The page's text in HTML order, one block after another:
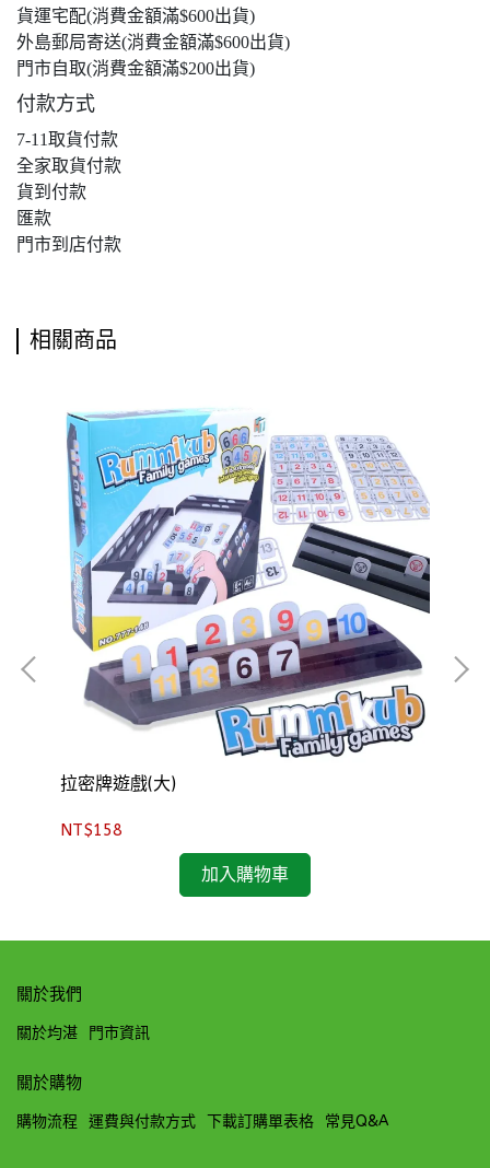
貨運宅配(消費金額滿$600出貨)
外島郵局寄送(消費金額滿$600出貨)
門市自取(消費金額滿$200出貨)
付款方式
7-11取貨付款
全家取貨付款
貨到付款
匯款
門市到店付款
相關商品
拉密牌遊戲(大)
NT$158
加入購物車
關於我們
關於均湛 門市資訊
關於購物
購物流程 運費與付款方式 下載訂購單表格 常見Q&A